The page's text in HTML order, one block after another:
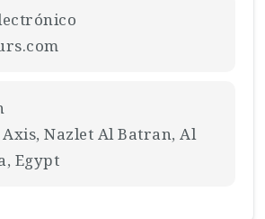
Axis, Nazlet Al Batran, Al
Egypt